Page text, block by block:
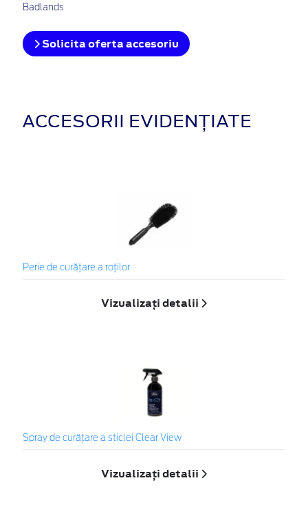
Badlands
Solicita oferta accesoriu
ACCESORII EVIDENȚIATE
Perie de curățare a roților
Vizualizați detalii
Spray de curățare a sticlei Clear View
Vizualizați detalii